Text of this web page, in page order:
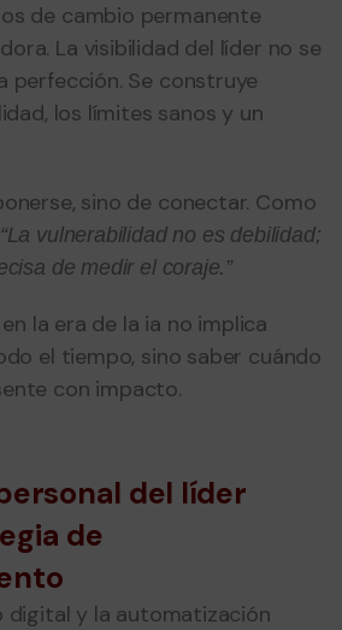
de cambio permanente
La visibilidad del líder no se
perfección. Se construye
los límites sanos y un
sino de conectar. Como
“La vulnerabilidad no es debilidad;
de medir el coraje.”
la era de la ia no implica
el tiempo, sino saber cuándo
con impacto.
del líder
de
digital y la automatización